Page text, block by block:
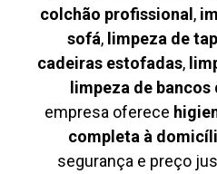
colchão profissional ,
sofá, limpeza de
cadeiras estofadas,
limpeza de
empresa oferece
completa à
segurança e preço